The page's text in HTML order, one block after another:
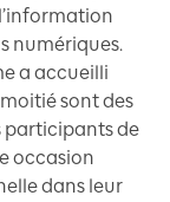
numériques.
a accueilli
sont des
participants de
occasion
dans leur